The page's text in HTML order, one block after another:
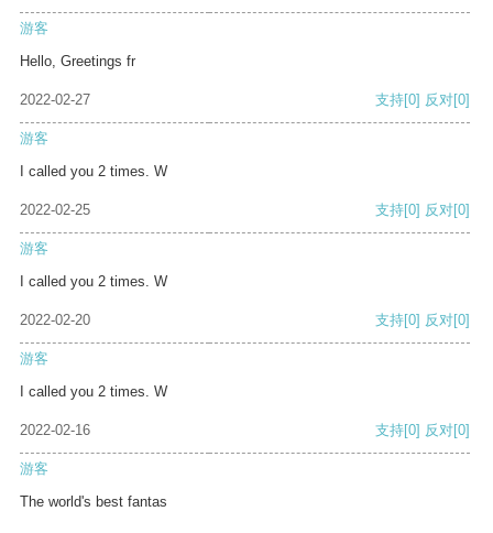
游客
Hello, Greetings fr
2022-02-27 支持[0] 反对[0]
游客
I called you 2 times. W
2022-02-25 支持[0] 反对[0]
游客
I called you 2 times. W
2022-02-20 支持[0] 反对[0]
游客
I called you 2 times. W
2022-02-16 支持[0] 反对[0]
游客
The world's best fantas